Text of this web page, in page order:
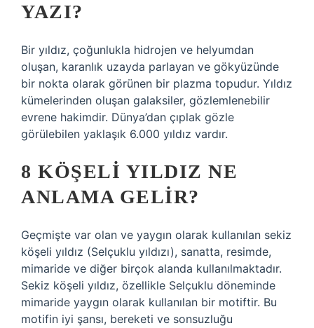
YAZI?
Bir yıldız, çoğunlukla hidrojen ve helyumdan
oluşan, karanlık uzayda parlayan ve gökyüzünde
bir nokta olarak görünen bir plazma topudur. Yıldız
kümelerinden oluşan galaksiler, gözlemlenebilir
evrene hakimdir. Dünya’dan çıplak gözle
görülebilen yaklaşık 6.000 yıldız vardır.
8 KÖŞELI YILDIZ NE
ANLAMA GELIR?
Geçmişte var olan ve yaygın olarak kullanılan sekiz
köşeli yıldız (Selçuklu yıldızı), sanatta, resimde,
mimaride ve diğer birçok alanda kullanılmaktadır.
Sekiz köşeli yıldız, özellikle Selçuklu döneminde
mimaride yaygın olarak kullanılan bir motiftir. Bu
motifin iyi şansı, bereketi ve sonsuzluğu